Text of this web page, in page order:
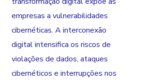
empresas a vulnerabilidades
cibernéticas. A interconexão
digital intensifica os riscos de
violações de dados, ataques
cibernéticos e interrupções nos